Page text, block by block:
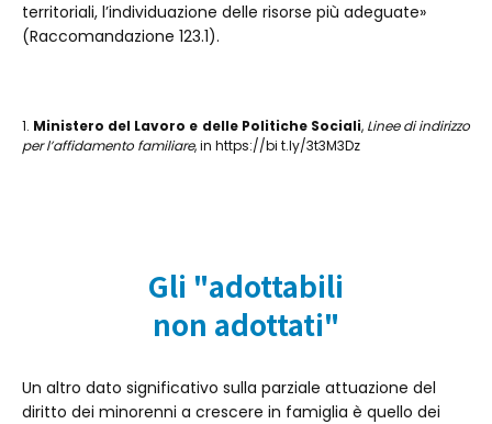
territoriali, l’individuazione delle risorse più adeguate»
(Raccomandazione 123.1).
1. Ministero del Lavoro e delle Politiche Sociali, Linee di indirizzo
per l’affidamento familiare, in https://bi t.ly/3t3M3Dz
Gli "adottabili
non adottati"
Un altro dato significativo sulla parziale attuazione del
diritto dei minorenni a crescere in famiglia è quello dei